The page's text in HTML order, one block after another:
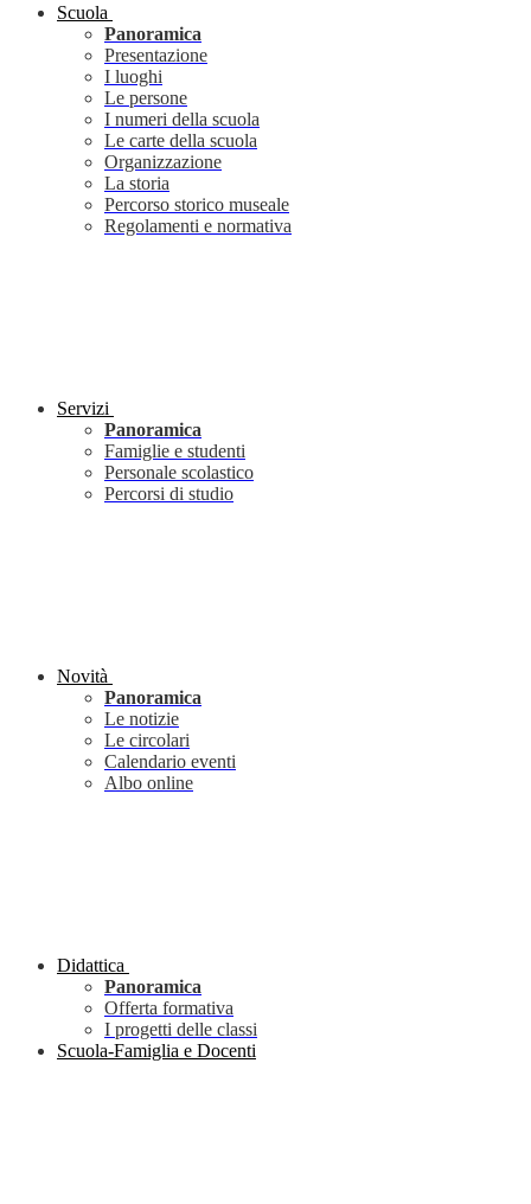
Scuola
Panoramica
Presentazione
I luoghi
Le persone
I numeri della scuola
Le carte della scuola
Organizzazione
La storia
Percorso storico museale
Regolamenti e normativa
Servizi
Panoramica
Famiglie e studenti
Personale scolastico
Percorsi di studio
Novità
Panoramica
Le notizie
Le circolari
Calendario eventi
Albo online
Didattica
Panoramica
Offerta formativa
I progetti delle classi
Scuola-Famiglia e Docenti